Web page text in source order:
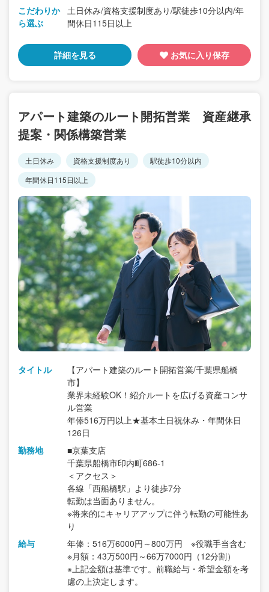
こだわりか
ら選ぶ
土日休み/資格支援制度あり/駅徒歩10分以内/年
間休日115日以上
詳細を見る お気に入り保存
アパート建築のルート開拓営業 資産継承
提案・関係構築営業
土日休み 資格支援制度あり
駅徒歩10分以内
年間休日115日以上
タイトル
【アパート建築のルート開拓営業/千葉県船橋
市】
業界未経験OK！紹介ルートを広げる資産コンサ
ル営業
年俸516万円以上★基本土日祝休み・年間休日
126日
勤務地
■京葉支店
千葉県船橋市印内町686-1
＜アクセス＞
各線「西船橋駅」より徒歩7分
転勤は当面ありません。
※将来的にキャリアアップに伴う転勤の可能性あ
り
給与
年俸：516万6000円～800万円 ※役職手当含む
※月額：43万500円～66万7000円（12分割）
※上記金額は基準です。前職給与・希望金額を考
慮の上決定します。